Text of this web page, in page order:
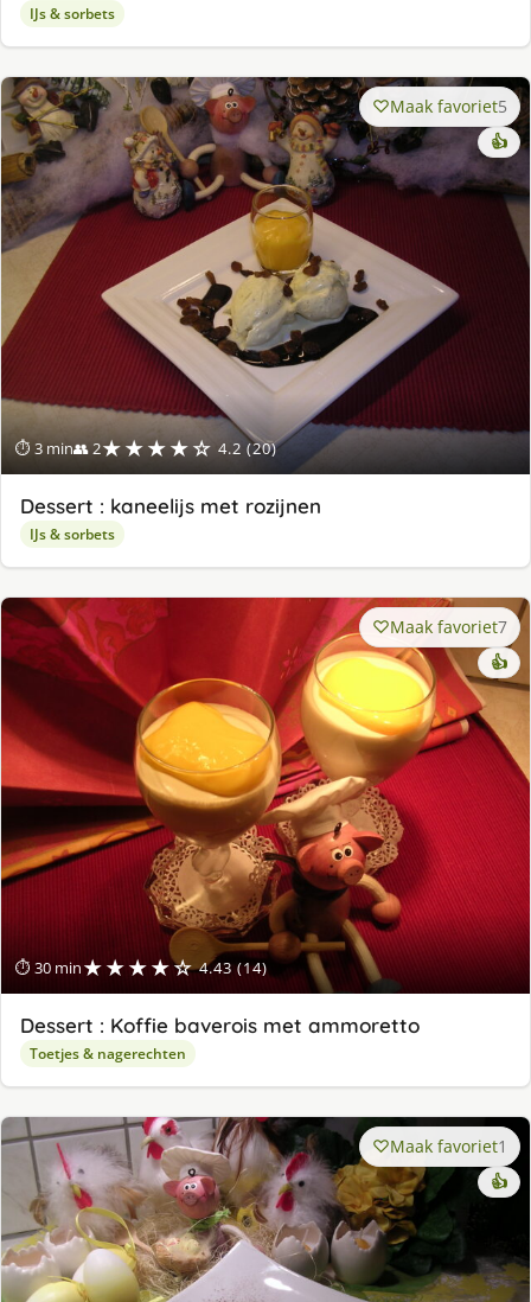
IJs & sorbets
⏱ 3 min👥 2★★★★☆ 4.2 (20)
Maak favoriet5
👍
Dessert : kaneelijs met rozijnen
IJs & sorbets
⏱ 30 min★★★★☆ 4.43 (14)
Maak favoriet7
👍
Dessert : Koffie baverois met ammoretto
Toetjes & nagerechten
Maak favoriet1
👍